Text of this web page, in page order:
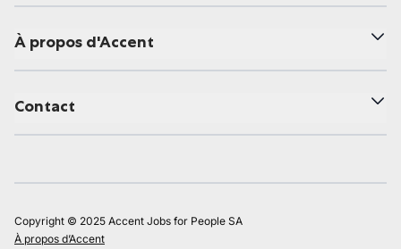
À propos d'Accent
Contact
Copyright © 2025 Accent Jobs for People SA
À propos d’Accent